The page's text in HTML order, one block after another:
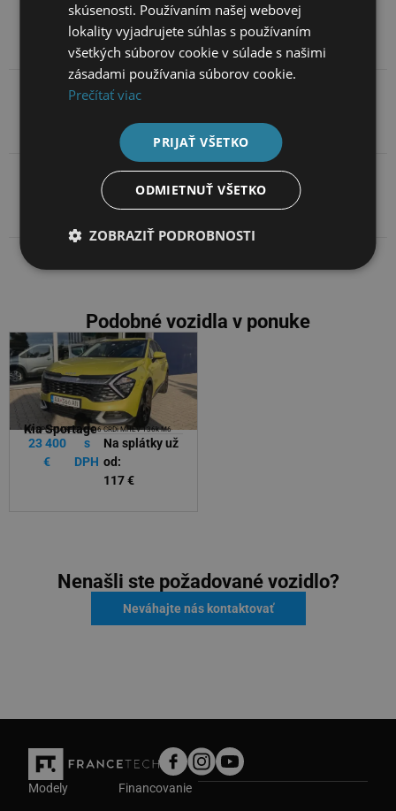
Základné údaje
Kontakt na predajcov
Podobné vozidla v ponuke
Kia Sportage
KIA SPORTAGE Gold 1,6 CRDi MHEV 136k M6
23 400
€
s
DPH
Na splátky už
od:
117 €
Nenašli ste požadované vozidlo?
Neváhajte nás kontaktovať
Modely
Financovanie
skúsenosti. Používaním našej webovej
lokality vyjadrujete súhlas s používaním
všetkých súborov cookie v súlade s našimi
zásadami používania súborov cookie.
Prečítať viac
PRIJAŤ VŠETKO
ODMIETNUŤ VŠETKO
ZOBRAZIŤ PODROBNOSTI